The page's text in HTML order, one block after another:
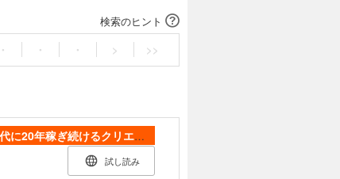
検索のヒント
・ ・ ・ > >>
20年稼ぎ続けるクリエイターになる方法
試し読み